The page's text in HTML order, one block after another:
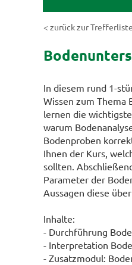
< zurück zur Trefferliste
In diesem rund 1-
Wissen zum Thema
lernen die
warum
Bodenproben
Ihnen der Kurs,
sollten.
Parameter der
Aussagen diese
Inhalte:
- Durchführung
- Interpretation
- Zusatzmodul: